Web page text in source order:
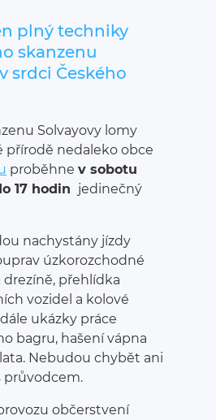
plný techniky
skanzenu
srdci Českého
Solvayovy lomy
přírodě nedaleko obce
proběhne v sobotu
17 hodin jedinečný
nachystány jízdy
úzkorozchodné
drezíně, přehlídka
vozidel a kolové
ukázky práce
bagru, hašení vápna
Nebudou chybět ani
průvodcem.
občerstvení